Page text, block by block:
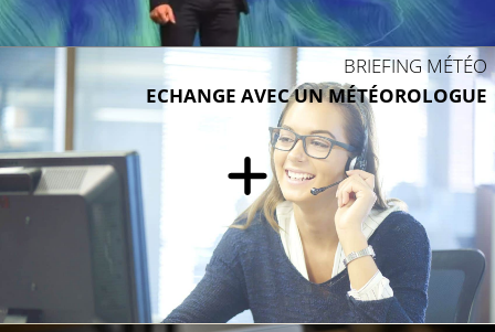
BRIEFING MÉTÉO
ECHANGE AVEC UN MÉTÉOROLOGUE